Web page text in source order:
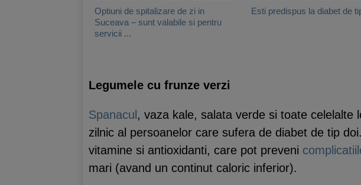
Optiuni de spitalizare de zi in
Suceava – sunt valabile si pentru
servicii ...
Esti predispus la diabet de
Legumele cu frunze verzi
Spanacul, vaza kale, salata verde si toate
zilnic al persoanelor care sufera de diabet de tip
vitamine si antioxidanti, care pot preveni
mari (avand un continut caloric inferior).